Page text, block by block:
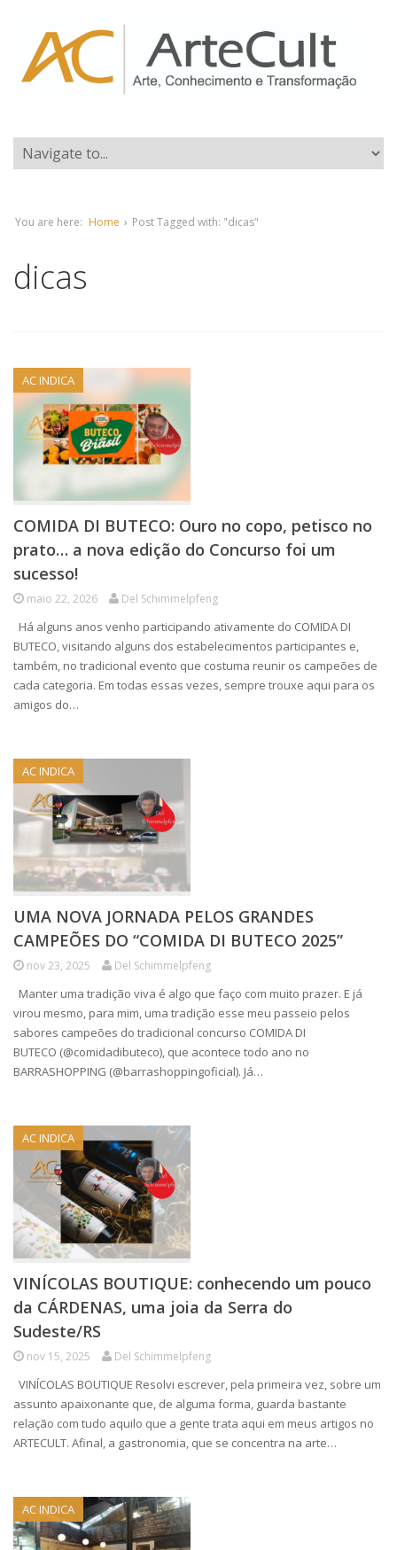
You are here: Home › Post Tagged with: "dicas"
dicas
AC INDICA
COMIDA DI BUTECO: Ouro no copo, petisco no
prato… a nova edição do Concurso foi um
sucesso!
maio 22, 2026 Del Schimmelpfeng
Há alguns anos venho participando ativamente do COMIDA DI
BUTECO, visitando alguns dos estabelecimentos participantes e,
também, no tradicional evento que costuma reunir os campeões de
cada categoria. Em todas essas vezes, sempre trouxe aqui para os
amigos do…
AC INDICA
UMA NOVA JORNADA PELOS GRANDES
CAMPEÕES DO “COMIDA DI BUTECO 2025”
nov 23, 2025 Del Schimmelpfeng
Manter uma tradição viva é algo que faço com muito prazer. E já
virou mesmo, para mim, uma tradição esse meu passeio pelos
sabores campeões do tradicional concurso COMIDA DI
BUTECO (@comidadibuteco), que acontece todo ano no
BARRASHOPPING (@barrashoppingoficial). Já…
AC INDICA
VINÍCOLAS BOUTIQUE: conhecendo um pouco
da CÁRDENAS, uma joia da Serra do
Sudeste/RS
nov 15, 2025 Del Schimmelpfeng
VINÍCOLAS BOUTIQUE Resolvi escrever, pela primeira vez, sobre um
assunto apaixonante que, de alguma forma, guarda bastante
relação com tudo aquilo que a gente trata aqui em meus artigos no
ARTECULT. Afinal, a gastronomia, que se concentra na arte…
AC INDICA